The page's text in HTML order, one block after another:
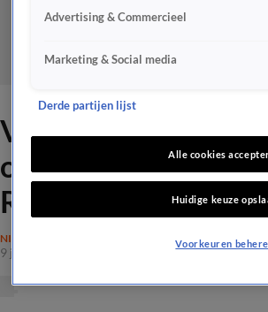
Victoria Koblenko
om NS-'haat' van
Roosmalen
NIEUWS
9 juni 2023, 14:03
Advertising & Commercieel
Marketing & Social media
Derde partijen lijst
Alle cookies
Huidige keuze
Voorkeuren